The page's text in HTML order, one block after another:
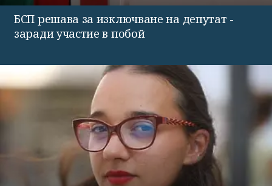
БСП решава за изключване на депутат -
заради участие в побой